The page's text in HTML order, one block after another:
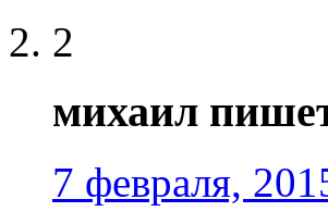
2
михаил
7 февраля,